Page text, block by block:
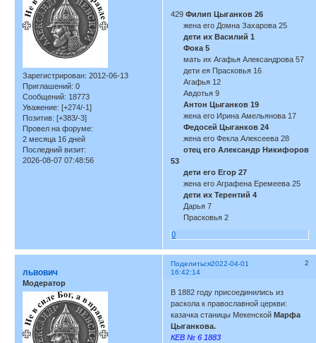
Зарегистрирован: 2012-06-13
Приглашений: 0
Сообщений: 18773
Уважение: [+274/-1]
Позитив: [+383/-3]
Провел на форуме:
2 месяца 16 дней
Последний визит:
2026-08-07 07:48:56
429Филип Цыганков 26
жена его Домна Захарова 25
дети их Василий 1
Фока 5
мать их Агафья Александрова 57
дети ея Прасковья 16
Агафья 12
Авдотья 9
Антон Цыганков 19
жена его Ирина Амельянова 17
Федосей Цыганков 24
жена его Фекла Алексеева 28
отец его Александр Никифоров
53
дети его Егор 27
жена его Аграфена Еремеева 25
дети их Терентий 4
Дарья 7
Прасковья 2
0
Поделиться 2
2022-04-01
16:42:14
львович
Модератор
В 1882 году присоединились из
раскола к православной церкви:
казачка станицы Мекенской Марфа
Цыганкова.
КЕВ № 6 1883